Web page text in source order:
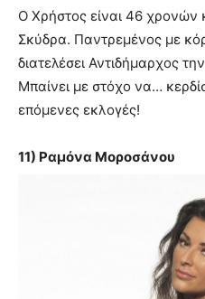
Ο Χρήστος είναι 46 χρονών
Σκύδρα. Παντρεμένος με
διατελέσει Αντιδήμαρχος
Μπαίνει με στόχο να…
επόμενες εκλογές!
11) Ραμόνα Μοροσάνου